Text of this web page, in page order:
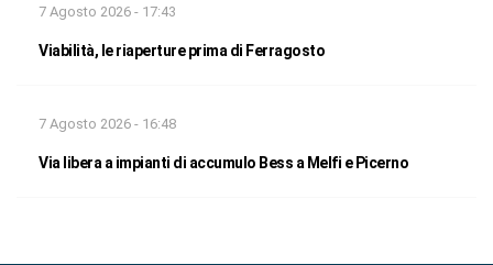
7 Agosto 2026 - 17:43
Viabilità, le riaperture prima di Ferragosto
7 Agosto 2026 - 16:48
Via libera a impianti di accumulo Bess a Melfi e Picerno